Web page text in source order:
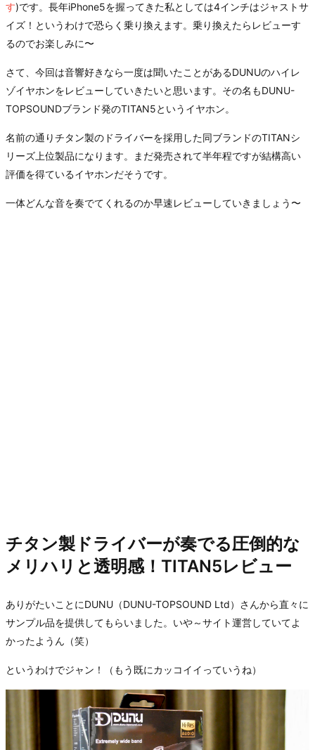
す)です。長年iPhone5を握ってきた私としては4インチはジャストサ
イズ！というわけで恐らく乗り換えます。乗り換えたらレビューす
るのでお楽しみに〜
さて、今回は音響好きなら一度は聞いたことがあるDUNUのハイレ
ゾイヤホンをレビューしていきたいと思います。その名もDUNU-
TOPSOUNDブランド発のTITAN5というイヤホン。
名前の通りチタン製のドライバーを採用した同ブランドのTITANシ
リーズ上位製品になります。まだ発売されて半年程ですが結構高い
評価を得ているイヤホンだそうです。
一体どんな音を奏でてくれるのか早速レビューしていきましょう〜
チタン製ドライバーが奏でる圧倒的な
メリハリと透明感！TITAN5レビュー
ありがたいことにDUNU（DUNU-TOPSOUND Ltd）さんから直々に
サンプル品を提供してもらいました。いや～サイト運営していてよ
かったようん（笑）
というわけでジャン！（もう既にカッコイイっていうね）